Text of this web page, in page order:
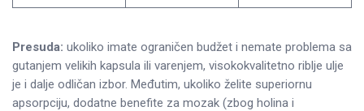
Presuda: ukoliko imate ograničen budžet i nemate problema sa
gutanjem velikih kapsula ili varenjem, visokokvalitetno riblje ulje
je i dalje odličan izbor. Međutim, ukoliko želite superiornu
apsorpciju, dodatne benefite za mozak (zbog holina i